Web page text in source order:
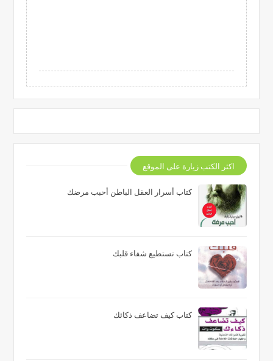
اكثر الكتب زيارة على الموقع
كتاب أسرار العقل الباطن أحبب مرضك
كتاب تستطيع شفاء قلبك
كتاب كيف تضاعف ذكائك